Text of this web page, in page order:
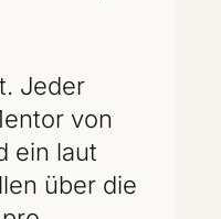
Jeder
von
ein laut
über die